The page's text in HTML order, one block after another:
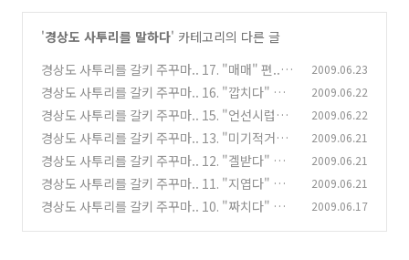
'경상도 사투리를 말하다' 카테고리의 다른 글
경상도 사투리를 갈키 주꾸마.. 17. "매매" 편..^^
(26)
2009.06.23
경상도 사투리를 갈키 주꾸마.. 16. "깝치다" 편..
^^ (19)
2009.06.22
경상도 사투리를 갈키 주꾸마.. 15. "언선시럽다"
편..^^
(20)
2009.06.22
경상도 사투리를 갈키 주꾸마.. 13. "미기적거리
다" 편^^ (14)
2009.06.21
경상도 사투리를 갈키 주꾸마.. 12. "겔받다" 편..
^^ (12)
2009.06.21
경상도 사투리를 갈키 주꾸마.. 11. "지엽다" 편..
^^ (12)
2009.06.21
경상도 사투리를 갈키 주꾸마.. 10. "짜치다" 편..
2009.06.17